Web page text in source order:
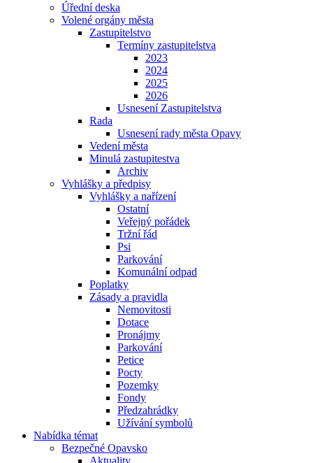
Úřední deska
Volené orgány města
Zastupitelstvo
Termíny zastupitelstva
2023
2024
2025
2026
Usnesení Zastupitelstva
Rada
Usnesení rady města Opavy
Vedení města
Minulá zastupitestva
Archiv
Vyhlášky a předpisy
Vyhlášky a nařízení
Ostatní
Veřejný pořádek
Tržní řád
Psi
Parkování
Komunální odpad
Poplatky
Zásady a pravidla
Nemovitosti
Dotace
Pronájmy
Parkování
Petice
Pocty
Pozemky
Fondy
Předzahrádky
Užívání symbolů
Nabídka témat
Bezpečné Opavsko